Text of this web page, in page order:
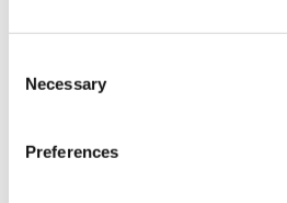
Necessary
Preferences